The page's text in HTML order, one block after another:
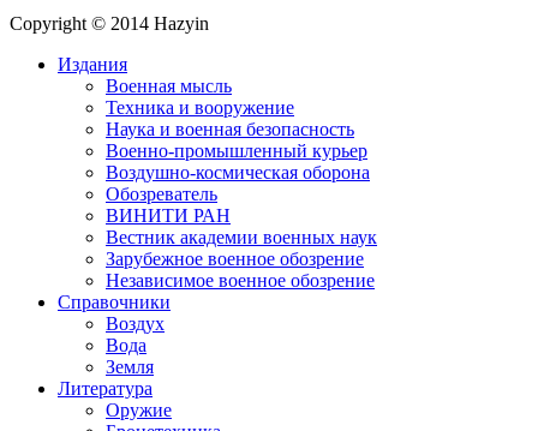
Copyright © 2014 Hazyin
Издания
Военная мысль
Техника и вооружение
Наука и военная безопасность
Военно-промышленный курьер
Воздушно-космическая оборона
Обозреватель
ВИНИТИ РАН
Вестник академии военных наук
Зарубежное военное обозрение
Независимое военное обозрение
Справочники
Воздух
Вода
Земля
Литература
Оружие